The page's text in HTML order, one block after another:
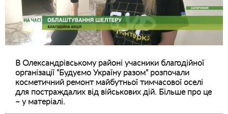
В Олександрівському районі учасники благодійної
організації “Будуємо Україну разом” розпочали
косметичний ремонт майбутньої тимчасової оселі
для постраждалих від військових дій. Більше про це
– у матеріалі.